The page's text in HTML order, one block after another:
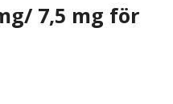
7,5 mg för